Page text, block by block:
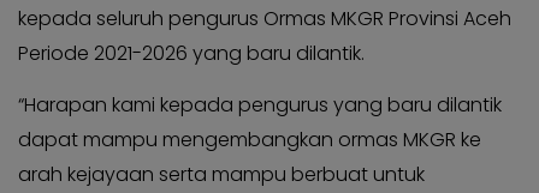
kepada seluruh pengurus Ormas MKGR Provinsi Aceh
Periode 2021-2026 yang baru dilantik.
“Harapan kami kepada pengurus yang baru dilantik
dapat mampu mengembangkan ormas MKGR ke
arah kejayaan serta mampu berbuat untuk